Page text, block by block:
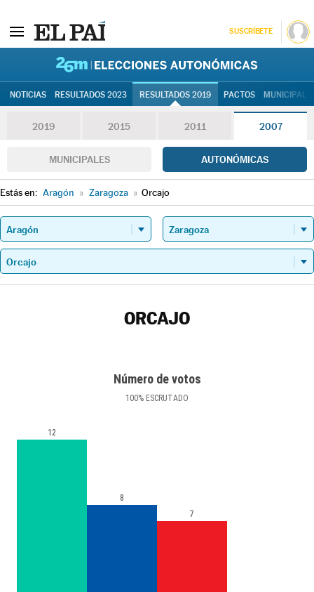
SUSCRÍBETE
NOTICIAS RESULTADOS 2023 RESULTADOS 2019 PACTOS
2019 2015 2011 2007
MUNICIPALES AUTONÓMICAS
Estás en: Aragón » Zaragoza » Orcajo
ORCAJO
Número de votos
100% ESCRUTADO
12
8
7